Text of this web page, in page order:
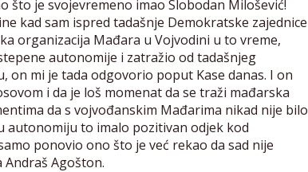
je svojevremeno imao Slobodan Milošević!
kad sam ispred tadašnje Demokratske zajednice
organizacija Mađara u Vojvodini u to vreme,
autonomije i zatražio od tadašnjeg
on mi je tada odgovorio poput Kase danas. I on
i da je loš momenat da se traži mađarska
da s vojvođanskim Mađarima nikad nije bilo
autonomiju to imalo pozitivan odjek kod
ponovio ono što je već rekao da sad nije
Agošton.